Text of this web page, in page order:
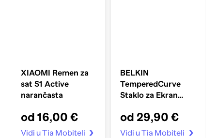
XIAOMI Remen za
sat S1 Active
narančasta
od 16,00 €
Vidi u Tia Mobiteli
BELKIN
TemperedCurve
Staklo za Ekran
40/41mm prozirno
od 29,90 €
Vidi u Tia Mobiteli